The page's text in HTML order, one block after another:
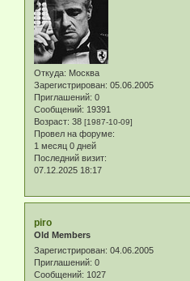
Откуда: Москва
Зарегистрирован: 05.06.2005
Приглашений: 0
Сообщений: 19391
Возраст: 38 [1987-10-09]
Провел на форуме:
1 месяц 0 дней
Последний визит:
07.12.2025 18:17
piro
Old Members
Зарегистрирован: 04.06.2005
Приглашений: 0
Сообщений: 1027